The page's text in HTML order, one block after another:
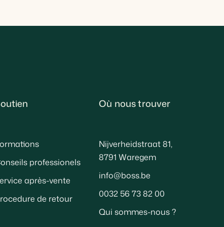
professionels
après-vente
de retour
Où nous trouver
Nijverheidstraat 81,
8791 Waregem
info@boss.be
0032 56 73 82 00
Qui sommes-nous ?